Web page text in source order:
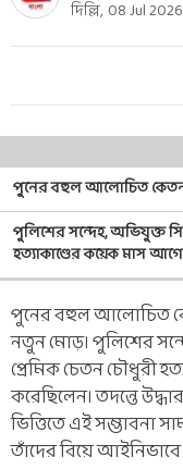
দিল্লি, 08 Jul 2026
পুনের বহুল আলোচিত
পুলিশের সন্দেহ, অভিযুক্ত
হত্যাকাণ্ডের কয়েক মাস
পুনের বহুল আলোচিত
নতুন মোড়। পুলিশের
প্রেমিক চেতন চৌধুরী
করেছিলেন। তদন্তে
ভিত্তিতে এই সম্ভাবনা
তাঁদের বিয়ে আইনিভাবে